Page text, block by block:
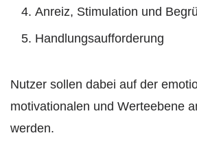
Anreiz, Stimulation und
Handlungsaufforderung
Nutzer sollen dabei auf der
motivationalen und Werteebene
werden.